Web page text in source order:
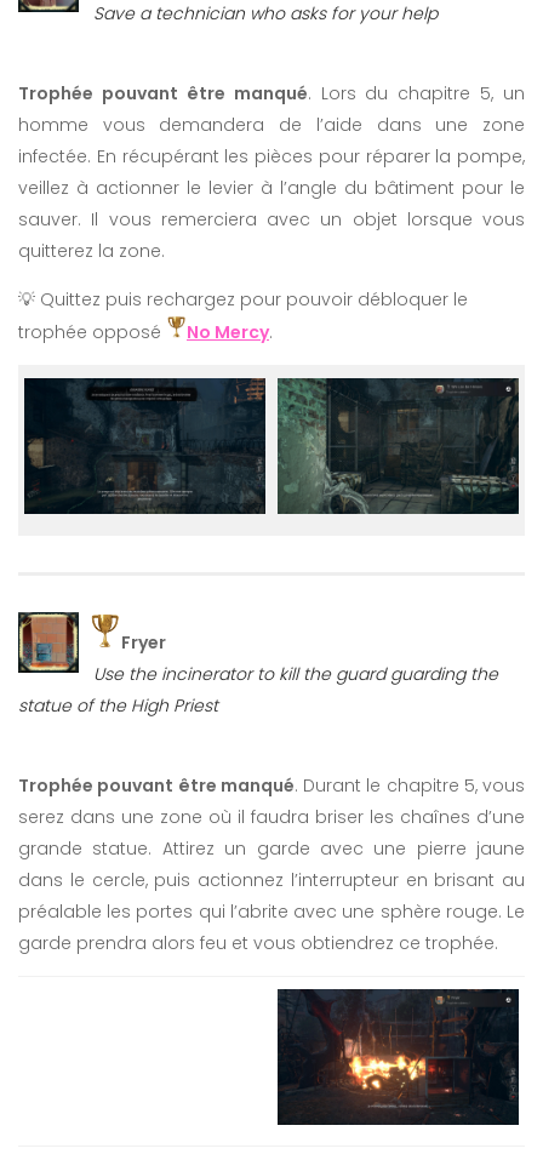
Save a technician who asks for your help
Trophée pouvant être manqué. Lors du chapitre 5, un
homme vous demandera de l’aide dans une zone
infectée. En récupérant les pièces pour réparer la pompe,
veillez à actionner le levier à l’angle du bâtiment pour le
sauver. Il vous remerciera avec un objet lorsque vous
quitterez la zone.
💡 Quittez puis rechargez pour pouvoir débloquer le
trophée opposé
No Mercy.
Fryer
Use the incinerator to kill the guard guarding the
statue of the High Priest
Trophée pouvant être manqué. Durant le chapitre 5, vous
serez dans une zone où il faudra briser les chaînes d’une
grande statue. Attirez un garde avec une pierre jaune
dans le cercle, puis actionnez l’interrupteur en brisant au
préalable les portes qui l’abrite avec une sphère rouge. Le
garde prendra alors feu et vous obtiendrez ce trophée.